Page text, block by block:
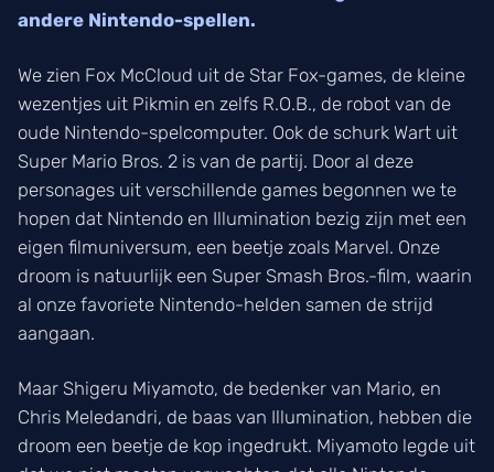
andere Nintendo-spellen.
We zien Fox McCloud uit de Star Fox-games, de kleine
wezentjes uit Pikmin en zelfs R.O.B., de robot van de
oude Nintendo-spelcomputer. Ook de schurk Wart uit
Super Mario Bros. 2 is van de partij. Door al deze
personages uit verschillende games begonnen we te
hopen dat Nintendo en Illumination bezig zijn met een
eigen filmuniversum, een beetje zoals Marvel. Onze
droom is natuurlijk een Super Smash Bros.-film, waarin
al onze favoriete Nintendo-helden samen de strijd
aangaan.
Maar Shigeru Miyamoto, de bedenker van Mario, en
Chris Meledandri, de baas van Illumination, hebben die
droom een beetje de kop ingedrukt. Miyamoto legde uit